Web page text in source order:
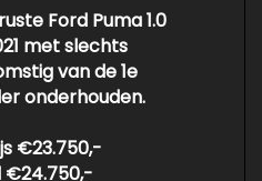
Ford Puma 1.0
met slechts
van de 1e
onderhouden.
€23.750,-
€24.750,-